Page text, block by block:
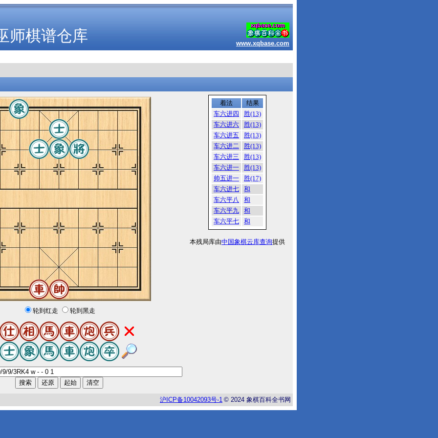
师棋谱仓库 www.xqbase.com
轮到红走 轮到黑走
着法
结果
车六进四
胜(13)
车六进六
胜(13)
车六进五
胜(13)
车六进二
胜(13)
车六进三
胜(13)
车六进一
胜(13)
帅五进一
胜(17)
车六进七
和
车六平八
和
车六平九
和
车六平七
和
本残局库由中国象棋云库查询提供
沪 ICP备10042093号-1 © 2024 象棋百科全书网